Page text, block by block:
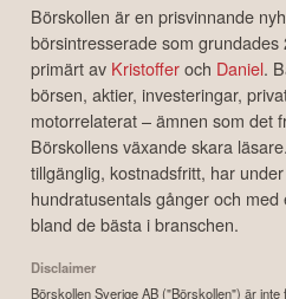
Börskollen är en prisvinnande
börsintresserade som
primärt av Kristofferoch Daniel.
börsen, aktier, investeringar,
motorrelaterat – ämnen som det
Börskollens växande skara
tillgänglig, kostnadsfritt, har
hundratusentals gånger och
bland de bästa i branschen.
Disclaimer
Börskollen Sverige AB ("Börskollen") är